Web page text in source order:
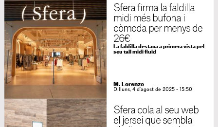
Sfera firma la faldilla
midi més bufona i
còmoda per menys de
26€
La faldilla destaca a primera vista pel
seu tall midi fluid
M. Lorenzo
Dilluns, 4 d'agost de 2025 - 15:50
Sfera cola al seu web
el jersei que sembla